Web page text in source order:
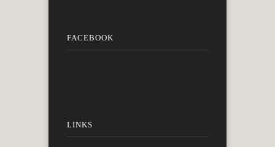
FACEBOOK
LINKS